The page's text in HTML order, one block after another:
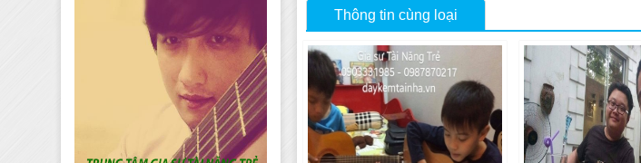
Thông tin cùng loại